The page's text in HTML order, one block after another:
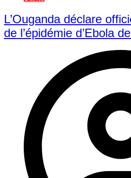
L’Ouganda déclare
de l’épidémie d’Ebola